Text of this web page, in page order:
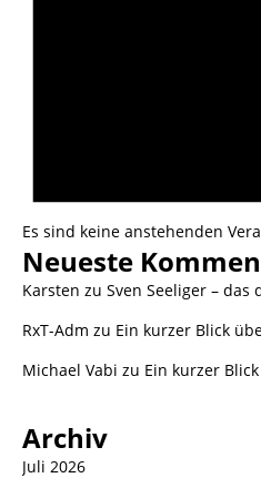
Es sind keine anstehenden
Neueste
Karsten zu Sven Seeliger – das
RxT-Adm zu Ein kurzer Blick
Michael Vabi zu Ein kurzer
Archiv
Juli 2026